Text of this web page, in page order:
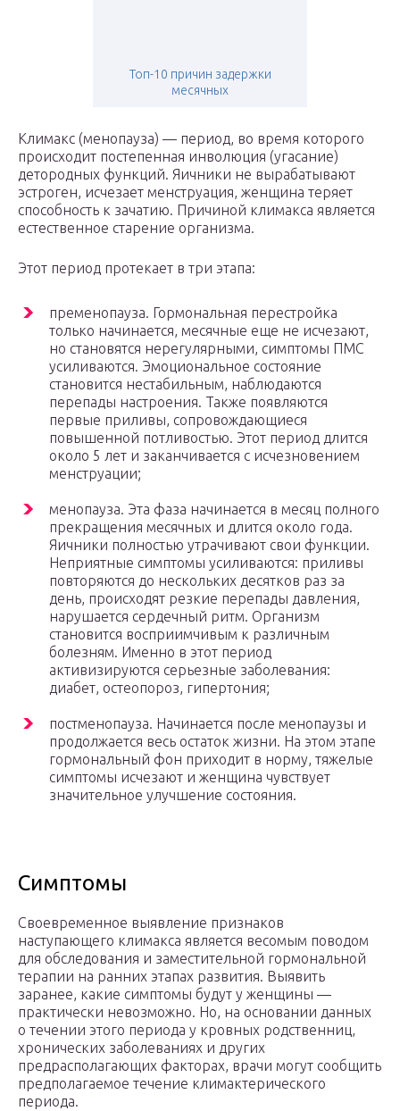
Топ-10 причин задержки
месячных
Климакс (менопауза) — период, во время которого
происходит постепенная инволюция (угасание)
детородных функций. Яичники не вырабатывают
эстроген, исчезает менструация, женщина теряет
способность к зачатию. Причиной климакса является
естественное старение организма.
Этот период протекает в три этапа:
пременопауза. Гормональная перестройка
только начинается, месячные еще не исчезают,
но становятся нерегулярными, симптомы ПМС
усиливаются. Эмоциональное состояние
становится нестабильным, наблюдаются
перепады настроения. Также появляются
первые приливы, сопровождающиеся
повышенной потливостью. Этот период длится
около 5 лет и заканчивается с исчезновением
менструации;
менопауза. Эта фаза начинается в месяц полного
прекращения месячных и длится около года.
Яичники полностью утрачивают свои функции.
Неприятные симптомы усиливаются: приливы
повторяются до нескольких десятков раз за
день, происходят резкие перепады давления,
нарушается сердечный ритм. Организм
становится восприимчивым к различным
болезням. Именно в этот период
активизируются серьезные заболевания:
диабет, остеопороз, гипертония;
постменопауза. Начинается после менопаузы и
продолжается весь остаток жизни. На этом этапе
гормональный фон приходит в норму, тяжелые
симптомы исчезают и женщина чувствует
значительное улучшение состояния.
Симптомы
Своевременное выявление признаков
наступающего климакса является весомым поводом
для обследования и заместительной гормональной
терапии на ранних этапах развития. Выявить
заранее, какие симптомы будут у женщины —
практически невозможно. Но, на основании данных
о течении этого периода у кровных родственниц,
хронических заболеваниях и других
предрасполагающих факторах, врачи могут сообщить
предполагаемое течение климактерического
периода.